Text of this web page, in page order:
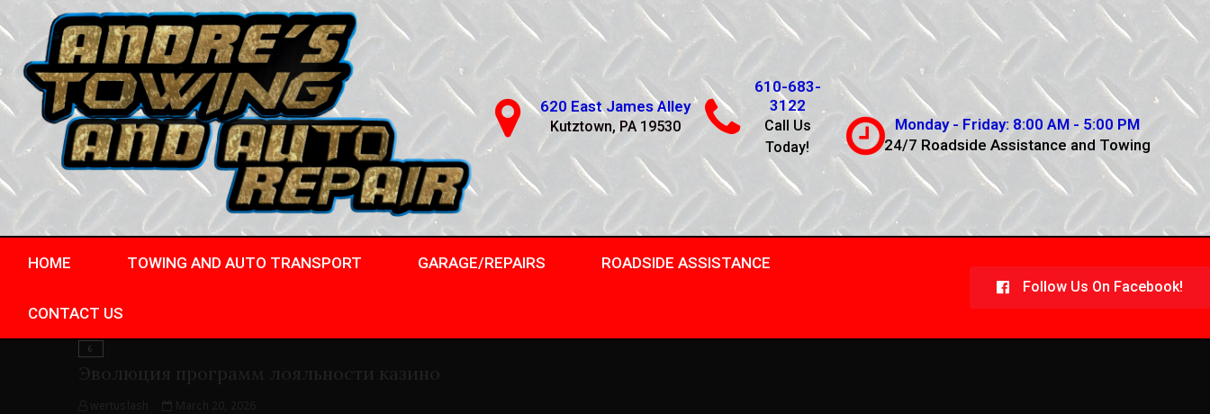
620 East James Alley
Kutztown, PA 19530
610-683-
3122
Call Us
Today!
Monday - Friday: 8:00 AM - 5:00 PM
24/7 Roadside Assistance and Towing
HOME TOWING AND AUTO TRANSPORT GARAGE/REPAIRS ROADSIDE ASSISTANCE
CONTACT US
Follow Us On Facebook!
6
Эволюция программ лояльности казино
wertuslash March 20, 2026